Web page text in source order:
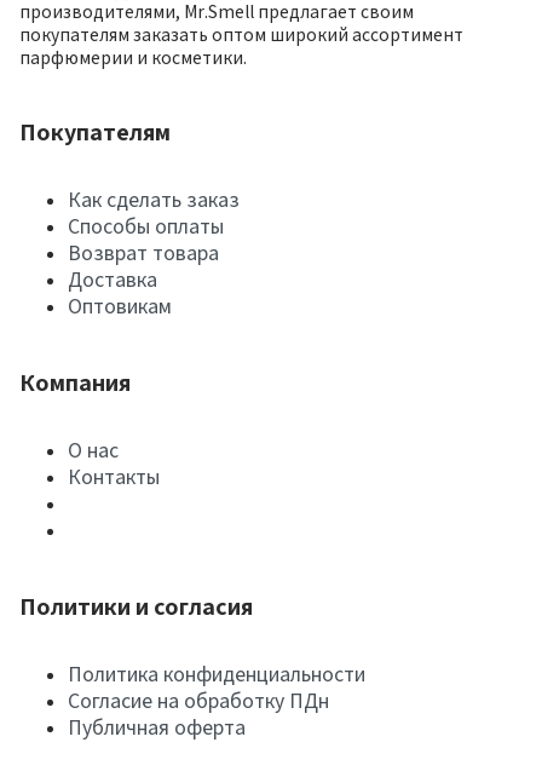
производителями, Mr.Smell предлагает своим
покупателям заказать оптом широкий ассортимент
парфюмерии и косметики.
Покупателям
Как сделать заказ
Способы оплаты
Возврат товара
Доставка
Оптовикам
Компания
О нас
Контакты
Политики и согласия
Политика конфиденциальности
Согласие на обработку ПДн
Публичная оферта